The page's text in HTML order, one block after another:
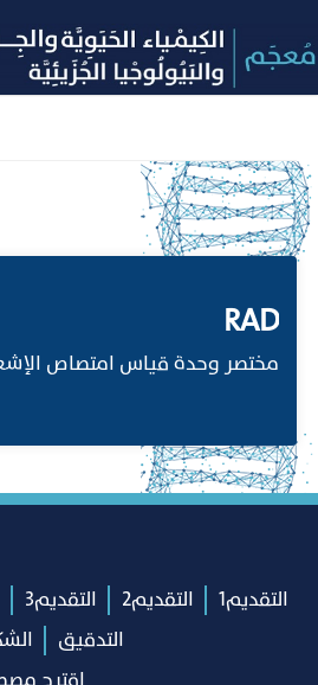
RAD
مختصر وحدة قياس امتصاص
التقديم1 التقديم2 التقديم3
التدقيق